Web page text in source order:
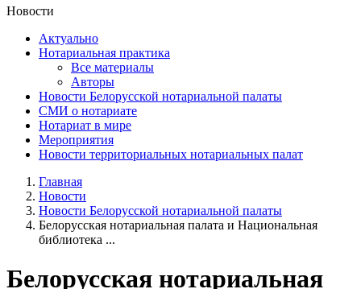
Новости
Актуально
Нотариальная практика
Все материалы
Авторы
Новости Белорусской нотариальной палаты
СМИ о нотариате
Нотариат в мире
Мероприятия
Новости территориальных нотариальных палат
Главная
Новости
Новости Белорусской нотариальной палаты
Белорусская нотариальная палата и Национальная
библиотека ...
Белорусская нотариальная